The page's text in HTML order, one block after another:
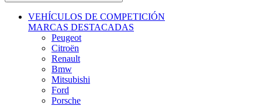
VEHÍCULOS DE COMPETICIÓN
MARCAS DESTACADAS
Peugeot
Citroën
Renault
Bmw
Mitsubishi
Ford
Porsche